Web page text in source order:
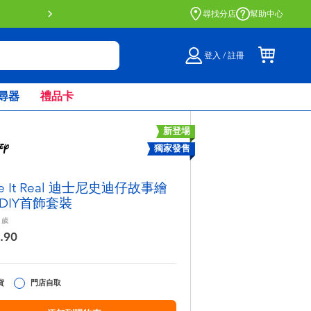
門店自取服務 網上購買並在店內取貨。了解更多
尋找分店 幫助中心
登入 / 註冊
器 禮品卡
新登場
獨家發售
It Real 迪士尼史迪仔故事繪
首飾套裝
歲
門店自取